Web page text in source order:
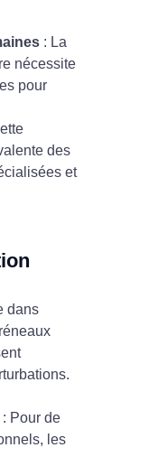
: La
nécessite
pour
des
et
dans
: Pour de
les